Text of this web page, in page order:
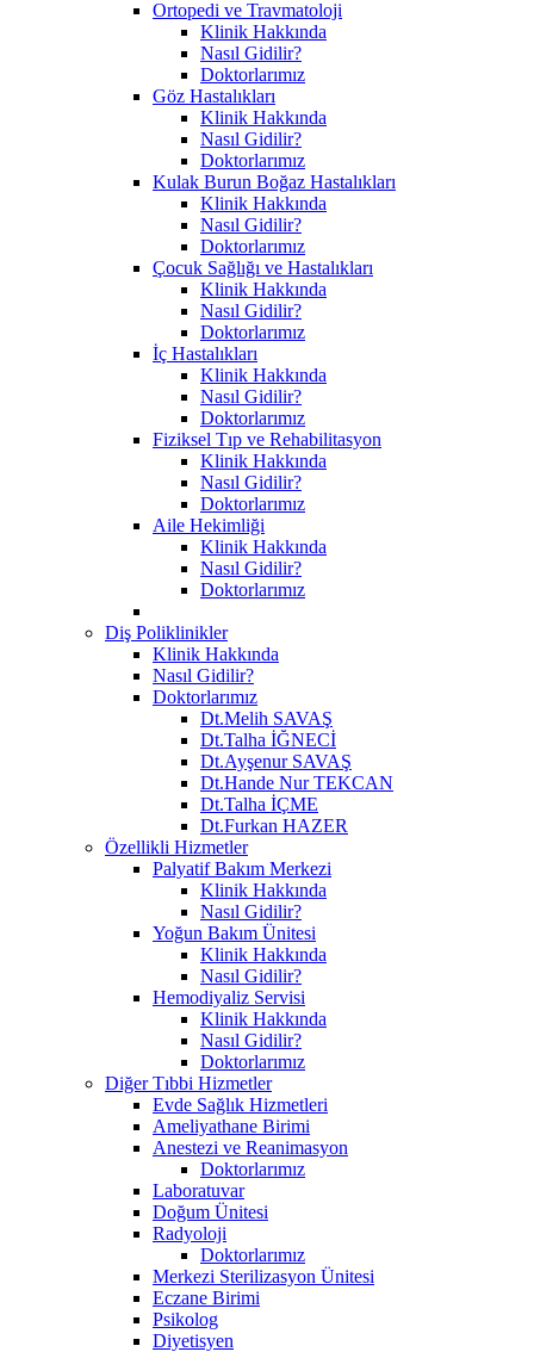
Ortopedi ve Travmatoloji
Klinik Hakkında
Nasıl Gidilir?
Doktorlarımız
Göz Hastalıkları
Klinik Hakkında
Nasıl Gidilir?
Doktorlarımız
Kulak Burun Boğaz Hastalıkları
Klinik Hakkında
Nasıl Gidilir?
Doktorlarımız
Çocuk Sağlığı ve Hastalıkları
Klinik Hakkında
Nasıl Gidilir?
Doktorlarımız
İç Hastalıkları
Klinik Hakkında
Nasıl Gidilir?
Doktorlarımız
Fiziksel Tıp ve Rehabilitasyon
Klinik Hakkında
Nasıl Gidilir?
Doktorlarımız
Aile Hekimliği
Klinik Hakkında
Nasıl Gidilir?
Doktorlarımız
Diş Poliklinikler
Klinik Hakkında
Nasıl Gidilir?
Doktorlarımız
Dt.Melih SAVAŞ
Dt.Talha İĞNECİ
Dt.Ayşenur SAVAŞ
Dt.Hande Nur TEKCAN
Dt.Talha İÇME
Dt.Furkan HAZER
Özellikli Hizmetler
Palyatif Bakım Merkezi
Klinik Hakkında
Nasıl Gidilir?
Yoğun Bakım Ünitesi
Klinik Hakkında
Nasıl Gidilir?
Hemodiyaliz Servisi
Klinik Hakkında
Nasıl Gidilir?
Doktorlarımız
Diğer Tıbbi Hizmetler
Evde Sağlık Hizmetleri
Ameliyathane Birimi
Anestezi ve Reanimasyon
Doktorlarımız
Laboratuvar
Doğum Ünitesi
Radyoloji
Doktorlarımız
Merkezi Sterilizasyon Ünitesi
Eczane Birimi
Psikolog
Diyetisyen